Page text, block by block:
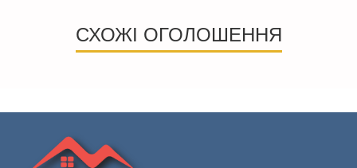
СХОЖІ ОГОЛОШЕННЯ